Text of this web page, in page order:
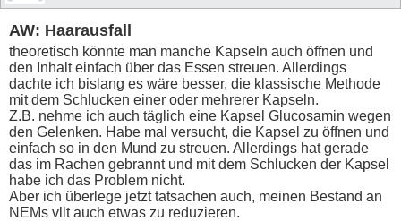
AW: Haarausfall
theoretisch könnte man manche Kapseln auch öffnen und
den Inhalt einfach über das Essen streuen. Allerdings
dachte ich bislang es wäre besser, die klassische Methode
mit dem Schlucken einer oder mehrerer Kapseln.
Z.B. nehme ich auch täglich eine Kapsel Glucosamin wegen
den Gelenken. Habe mal versucht, die Kapsel zu öffnen und
einfach so in den Mund zu streuen. Allerdings hat gerade
das im Rachen gebrannt und mit dem Schlucken der Kapsel
habe ich das Problem nicht.
Aber ich überlege jetzt tatsachen auch, meinen Bestand an
NEMs vllt auch etwas zu reduzieren.